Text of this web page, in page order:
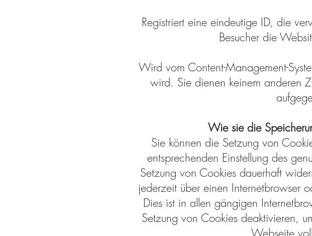
Registriert eine eindeutige ID, die
Besucher die
Wird vom Content-Management-
wird. Sie dienen keinem anderen
Wie sie die
Sie können die Setzung von
entsprechenden Einstellung des
Setzung von Cookies dauerhaft
jederzeit über einen Internetbrowser
Dies ist in allen gängigen
Setzung von Cookies deaktivieren,
Webseite